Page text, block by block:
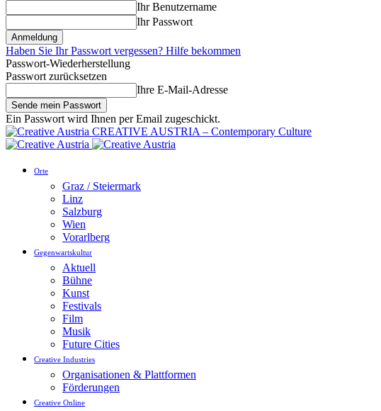
Ihr Benutzername
Ihr Passwort
Haben Sie Ihr Passwort vergessen? Hilfe bekommen
Passwort-Wiederherstellung
Passwort zurücksetzen
Ihre E-Mail-Adresse
Ein Passwort wird Ihnen per Email zugeschickt.
CREATIVE AUSTRIA – Contemporary Culture
Orte
Graz / Steiermark
Linz
Salzburg
Wien
Vorarlberg
Gegenwartskultur
Aktuell
Bühne
Kunst
Festivals
Film
Musik
Future Cities
Creative Industries
Organisationen & Plattformen
Förderungen
Creative Online